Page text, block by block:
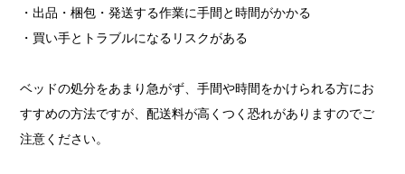
・出品・梱包・発送する作業に手間と時間がかかる
・買い手とトラブルになるリスクがある
ベッドの処分をあまり急がず、手間や時間をかけられる方にお
すすめの方法ですが、配送料が高くつく恐れがありますのでご
注意ください。